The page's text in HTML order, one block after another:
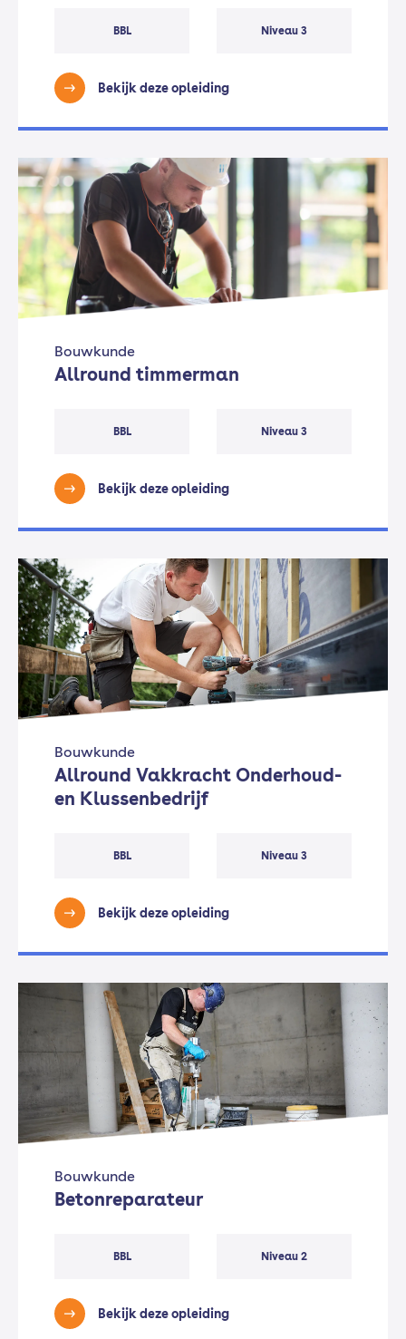
BBL Niveau 3
Bekijk deze opleiding
Bouwkunde
Allround timmerman
BBL Niveau 3
Bekijk deze opleiding
Bouwkunde
Allround Vakkracht Onderhoud-
en Klussenbedrijf
BBL Niveau 3
Bekijk deze opleiding
Bouwkunde
Betonreparateur
BBL Niveau 2
Bekijk deze opleiding